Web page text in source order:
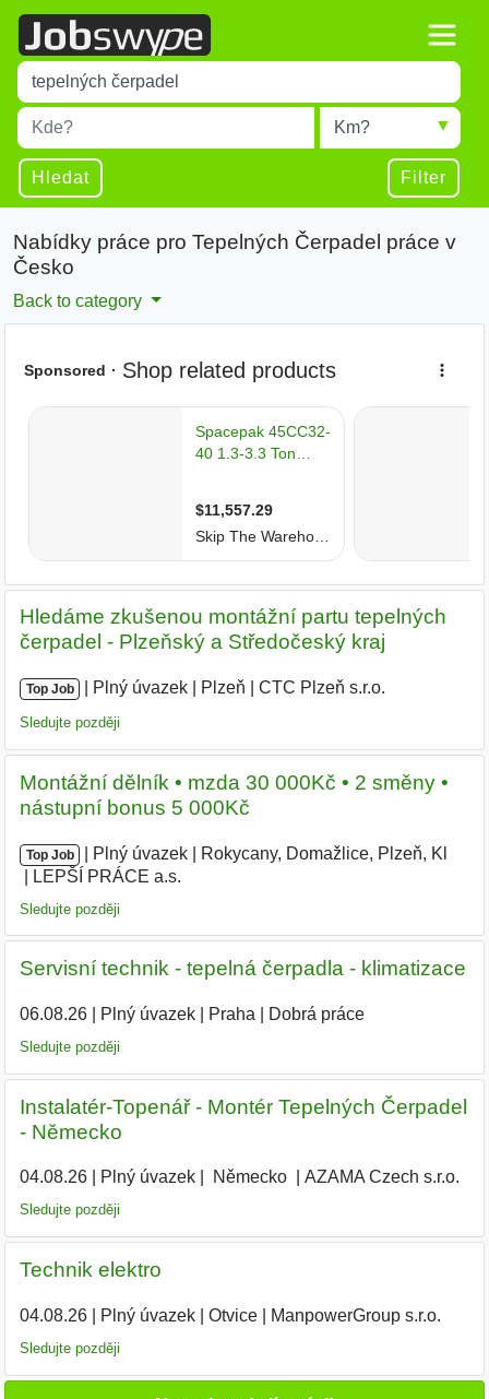
Title
Type 1 or more characters for results.
Místo
Type 1 or more characters for results.
Radius
Hledat Filter
Nabídky práce pro Tepelných Čerpadel práce v
Česko
Back to category
Hledáme zkušenou montážní partu tepelných
čerpadel - Plzeňský a Středočeský kraj
Top Job Plný úvazek Plzeň CTC Plzeň s.r.o.
Sledujte později
Montážní dělník • mzda 30 000Kč • 2 směny •
nástupní bonus 5 000Kč
Top Job Plný úvazek Rokycany, Domažlice, Plzeň, Kl
LEPŠÍ PRÁCE a.s.
Sledujte později
Servisní technik - tepelná čerpadla - klimatizace
06.08.26| Plný úvazek| Praha Dobrá práce
Sledujte později
Instalatér-Topenář - Montér Tepelných Čerpadel
- Německo
04.08.26| Plný úvazek| Německo AZAMA Czech s.r.o.
Sledujte později
Technik elektro
04.08.26| Plný úvazek| Otvice| ManpowerGroup s.r.o.
Sledujte později